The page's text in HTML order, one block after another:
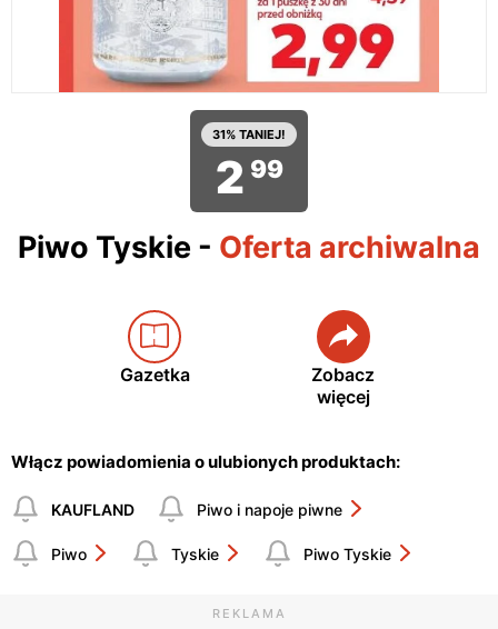
31% TANIEJ!
2 99
Piwo Tyskie - Oferta archiwalna
Gazetka
Zobacz
więcej
Włącz powiadomienia o ulubionych produktach:
KAUFLAND Piwo i napoje piwne
Piwo Tyskie Piwo Tyskie
REKLAMA